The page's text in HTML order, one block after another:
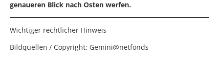
genaueren Blick nach Osten werfen.
Wichtiger rechtlicher Hinweis
Bildquellen / Copyright: Gemini@netfonds